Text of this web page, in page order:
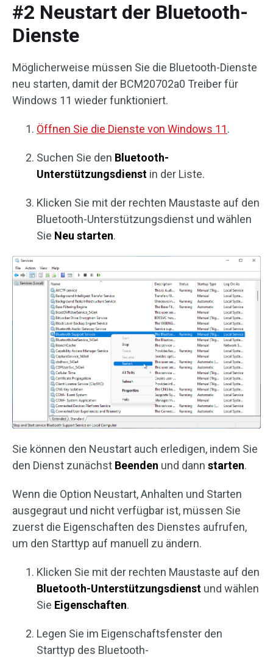
#2 Neustart der Bluetooth-
Dienste
Möglicherweise müssen Sie die Bluetooth-Dienste
neu starten, damit der BCM20702a0 Treiber für
Windows 11 wieder funktioniert.
Öffnen Sie die Dienste von Windows 11.
Suchen Sie den Bluetooth-
Unterstützungsdienst in der Liste.
Klicken Sie mit der rechten Maustaste auf den
Bluetooth-Unterstützungsdienst und wählen
Sie Neu starten.
Sie können den Neustart auch erledigen, indem Sie
den Dienst zunächst Beenden und dann starten.
Wenn die Option Neustart, Anhalten und Starten
ausgegraut und nicht verfügbar ist, müssen Sie
zuerst die Eigenschaften des Dienstes aufrufen,
um den Starttyp auf manuell zu ändern.
Klicken Sie mit der rechten Maustaste auf den
Bluetooth-Unterstützungsdienst und wählen
Sie Eigenschaften.
Legen Sie im Eigenschaftsfenster den
Starttyp des Bluetooth-